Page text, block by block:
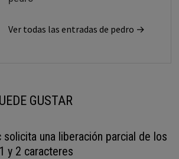
Ver todas las entradas de pedro →
GUSTAR
solicita una liberación parcial de los
y 2 caracteres